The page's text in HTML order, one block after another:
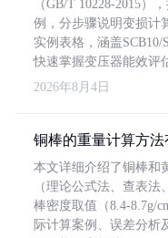
（GB/T 10228-2015）
例，分步骤说明变损计
实例表格，涵盖
快速掌握变压器能效评
2026年8月4日
铜棒的重量计算方法
本文详细介绍了铜棒和
（理论公式法、查表
棒密度取值（8.4-8.7g/
际计算案例、误差分析